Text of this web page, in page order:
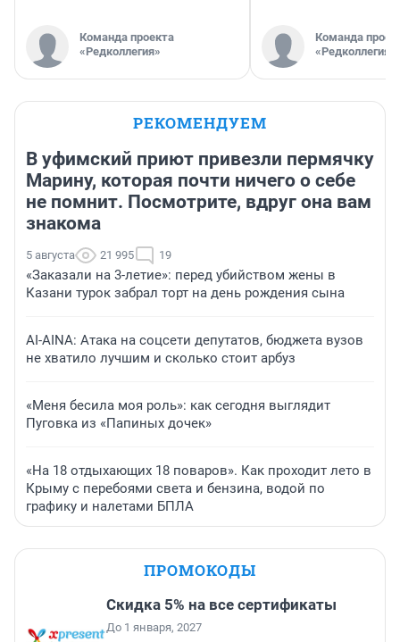
Команда проекта
«Редколлегия»
Команда
«Редколлегия»
РЕКОМЕНДУЕМ
В уфимский приют привезли пермячку
Марину, которая почти ничего о себе
не помнит. Посмотрите, вдруг она вам
знакома
5 августа 21 995 19
«Заказали на 3-летие»: перед убийством жены в
Казани турок забрал торт на день рождения сына
AI-AINA: Атака на соцсети депутатов, бюджета вузов
не хватило лучшим и сколько стоит арбуз
«Меня бесила моя роль»: как сегодня выглядит
Пуговка из «Папиных дочек»
«На 18 отдыхающих 18 поваров». Как проходит лето в
Крыму с перебоями света и бензина, водой по
графику и налетами БПЛА
ПРОМОКОДЫ
Скидка 5% на все сертификаты
До 1 января, 2027